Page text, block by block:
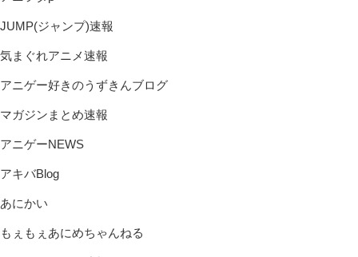
JUMP(ジャンプ)速報
気まぐれアニメ速報
アニゲー好きのうずきんブログ
マガジンまとめ速報
アニゲーNEWS
アキバBlog
あにかい
もぇもぇあにめちゃんねる